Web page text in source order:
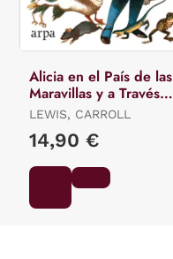
Alicia en el País de las
Maravillas y a Través
del Espejo
LEWIS, CARROLL
14,90 €